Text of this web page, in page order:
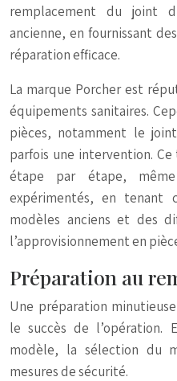
remplacement du joint
ancienne, en fournissant
réparation efficace.
La marque Porcher est
équipements sanitaires.
pièces, notamment le
parfois une intervention.
étape par étape,
expérimentés, en tenant
modèles anciens et des
l’approvisionnement en
Préparation au
Une préparation
le succès de l’opération.
modèle, la sélection du
mesures de sécurité.